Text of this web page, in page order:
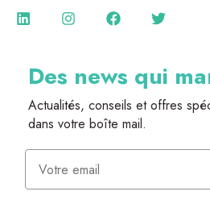
Des news qui
Actualités, conseils et offres
dans votre boîte mail.
Email